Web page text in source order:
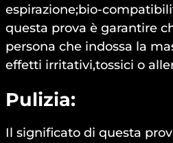
espirazione;bio-
questa prova è garantire
persona che indossa la
effetti irritativi,tossici o
Pulizia:
Il significato di questa